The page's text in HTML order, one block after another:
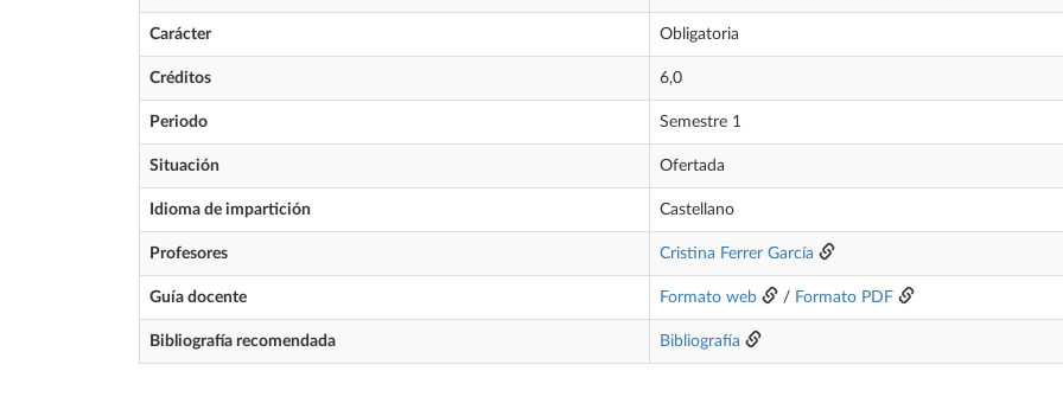
Carácter Obligatoria
Créditos 6,0
Periodo Semestre 1
Situación Ofertada
Idioma de impartición Castellano
Profesores Cristina Ferrer García
Guía docente Formato web / Formato PDF
Bibliografía recomendada Bibliografía